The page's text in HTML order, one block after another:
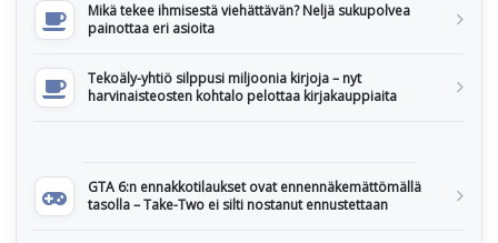
Mikä tekee ihmisestä viehättävän? Neljä sukupolvea
painottaa eri asioita
Tekoäly-yhtiö silppusi miljoonia kirjoja – nyt
harvinaisteosten kohtalo pelottaa kirjakauppiaita
GTA 6:n ennakkotilaukset ovat ennennäkemättömällä
tasolla – Take-Two ei silti nostanut ennustettaan